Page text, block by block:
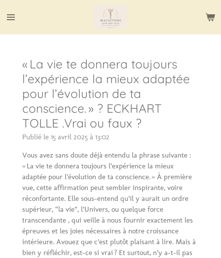
au
« La vie te donnera toujours
l’expérience la mieux adaptée
pour l’évolution de ta
conscience. » ? ECKHART
TOLLE .Vrai ou faux ?
Publié le 15 avril 2025 à 13:02
Vous avez sans doute déjà entendu la phrase suivante :
« La vie te donnera toujours l’expérience la mieux
adaptée pour l’évolution de ta conscience. » À première
vue, cette affirmation peut sembler inspirante, voire
réconfortante. Elle sous-entend qu’il y aurait un ordre
supérieur, “la vie”, l’Univers, ou quelque force
transcendante , qui veille à nous fournir exactement les
épreuves et les joies nécessaires à notre croissance
intérieure. Avouez que c’est plutôt plaisant à lire. Mais à
bien y réfléchir, est-ce si vrai ? Et surtout, n’y a-t-il pas